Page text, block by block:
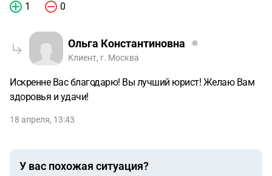
1 0
Ольга Константиновна
Клиент, г. Москва
Искренне Вас благодарю! Вы лучший юрист! Желаю Вам
здоровья и удачи!
18 апреля, 13:43
У вас похожая ситуация?